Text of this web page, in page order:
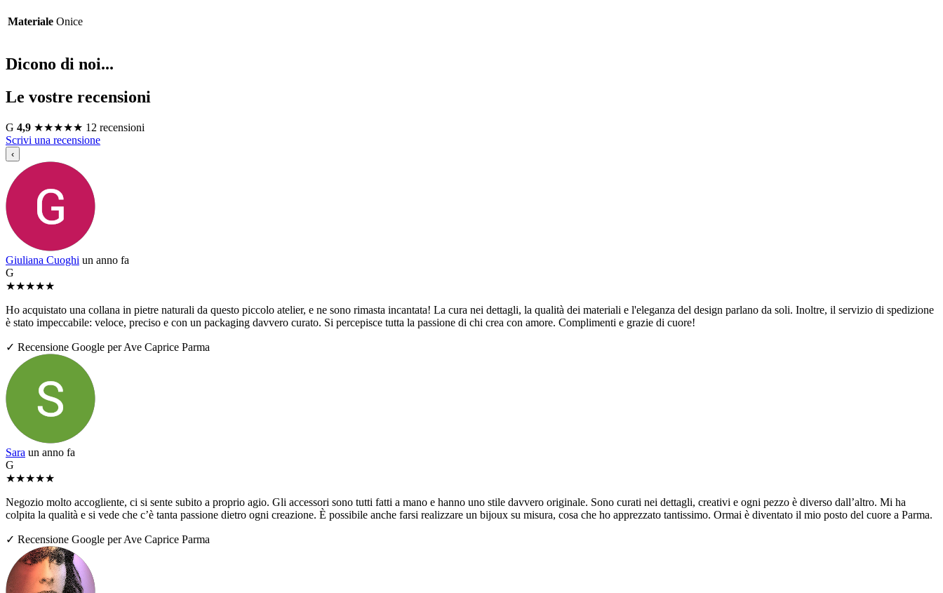
Materiale Onice
Dicono di noi...
Le vostre recensioni
G 4,9 ★★★★★ 12 recensioni
Scrivi una recensione
‹
Giuliana Cuoghi un anno fa
G
★★★★★
Ho acquistato una collana in pietre naturali da questo piccolo atelier, e ne sono rimasta incantata! La cura nei dettagli, la qualità dei materiali e l'eleganza del design parlano da soli. Inoltre, il servizio di spedizione
è stato impeccabile: veloce, preciso e con un packaging davvero curato. Si percepisce tutta la passione di chi crea con amore. Complimenti e grazie di cuore!
✓ Recensione Google per Ave Caprice Parma
Sara un anno fa
G
★★★★★
Negozio molto accogliente, ci si sente subito a proprio agio. Gli accessori sono tutti fatti a mano e hanno uno stile davvero originale. Sono curati nei dettagli, creativi e ogni pezzo è diverso dall’altro. Mi ha
colpita la qualità e si vede che c’è tanta passione dietro ogni creazione. È possibile anche farsi realizzare un bijoux su misura, cosa che ho apprezzato tantissimo. Ormai è diventato il mio posto del cuore a Parma.
✓ Recensione Google per Ave Caprice Parma